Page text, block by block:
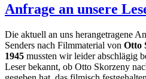
Anfrage an unsere
Die aktuell an uns herangetragene
Senders nach Filmmaterial von Otto
1945 mussten wir leider abschlägig
Leser bekannt, ob Otto Skorzeny